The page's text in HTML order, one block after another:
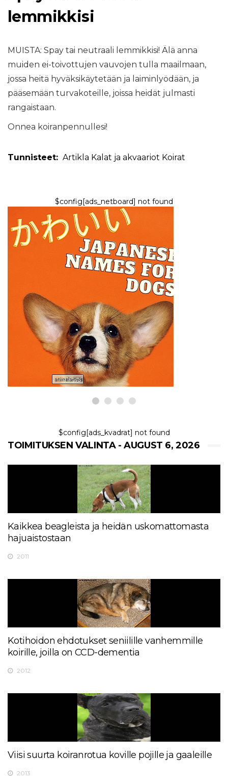
lemmikkisi
MUISTA: Spay tai neutraali lemmikkisi! Älä anna
muiden ei-toivottujen vauvojen tulla maailmaan,
jossa heitä hyväksikäytetään ja laiminlyödään, ja
pääsemään turvakoteille, joissa heidät julmasti
rangaistaan.
Onnea koiranpennullesi!
Tunnisteet: Artikla Kalat ja akvaariot Koirat
$config[ads_netboard] not found
DOGS
100+ Cute Japanese Dog Names
for Your Pet
$config[ads_kvadrat] not found
TOIMITUKSEN VALINTA - AUGUST 6, 2026
Kaikkea beagleista ja heidän uskomattomasta
hajuaistostaan
2011
Kotihoidon ehdotukset seniilille vanhemmille
koirille, joilla on CCD-dementia
2012
Viisi suurta koiranrotua koville pojille ja gaaleille
2013